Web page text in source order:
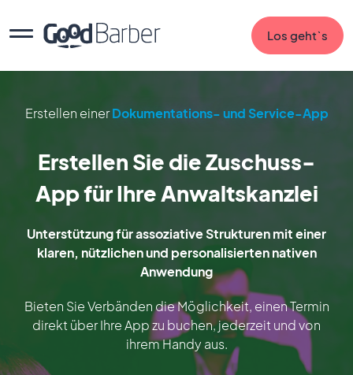
Los geht`s
Erstellen einerDokumentations- und Service-App
Erstellen Sie die Zuschuss-
App für Ihre Anwaltskanzlei
Unterstützung für assoziative Strukturen mit einer
klaren, nützlichen und personalisierten nativen
Anwendung
Bieten Sie Verbänden die Möglichkeit, einen Termin
direkt über Ihre App zu buchen, jederzeit und von
ihrem Handy aus.